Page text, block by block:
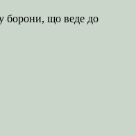
борони, що веде до